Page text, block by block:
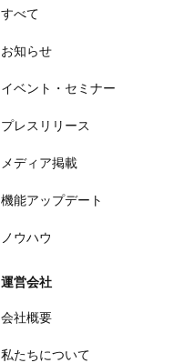
すべて
お知らせ
イベント・セミナー
プレスリリース
メディア掲載
機能アップデート
ノウハウ
運営会社
会社概要
私たちについて